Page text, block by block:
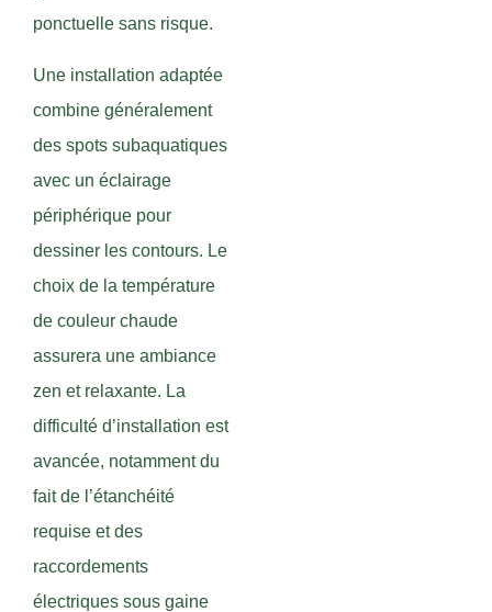
ponctuelle sans risque.
Une installation adaptée
combine généralement
des spots subaquatiques
avec un éclairage
périphérique pour
dessiner les contours. Le
choix de la température
de couleur chaude
assurera une ambiance
zen et relaxante. La
difficulté d’installation est
avancée, notamment du
fait de l’étanchéité
requise et des
raccordements
électriques sous gaine